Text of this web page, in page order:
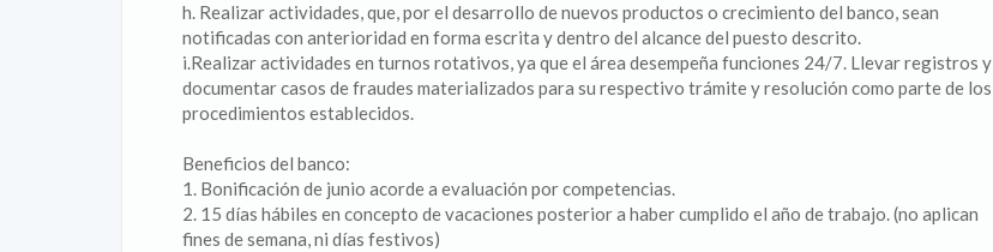
h. Realizar actividades, que, por el desarrollo de nuevos productos o crecimiento del banco, sean
notificadas con anterioridad en forma escrita y dentro del alcance del puesto descrito.
i.Realizar actividades en turnos rotativos, ya que el área desempeña funciones 24/7. Llevar registros y
documentar casos de fraudes materializados para su respectivo trámite y resolución como parte de los
procedimientos establecidos.
Beneficios del banco:
1. Bonificación de junio acorde a evaluación por competencias.
2. 15 días hábiles en concepto de vacaciones posterior a haber cumplido el año de trabajo. (no aplican
fines de semana, ni días festivos)